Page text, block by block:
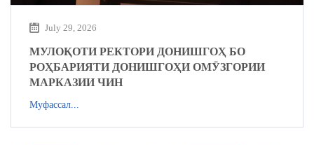
July 29, 2026
МУЛОҚОТИ РЕКТОРИ ДОНИШГОҲ БО
РОҲБАРИЯТИ ДОНИШГОҲИ ОМӮЗГОРИИ
МАРКАЗИИ ЧИН
Муфассал...